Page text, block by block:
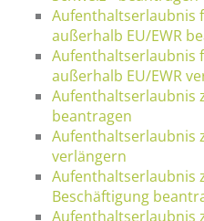
Aufenthaltserlaubnis
außerhalb EU/EWR
Aufenthaltserlaubnis
außerhalb EU/EWR
Aufenthaltserlaubnis
beantragen
Aufenthaltserlaubnis
verlängern
Aufenthaltserlaubnis
Beschäftigung
Aufenthaltserlaubnis